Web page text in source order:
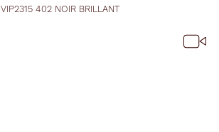
VIP2315 402 NOIR BRILLANT